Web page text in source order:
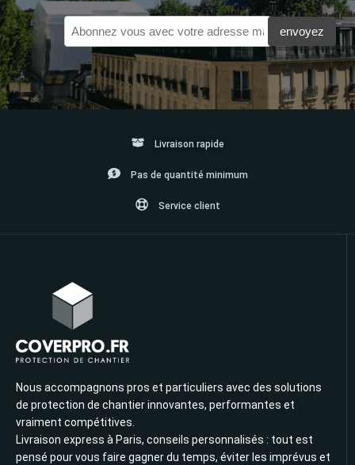
Livraison rapide
Pas de quantité minimum
Service client
Nous accompagnons pros et particuliers avec des solutions
de protection de chantier innovantes, performantes et
vraiment compétitives.
Livraison express à Paris, conseils personnalisés : tout est
pensé pour vous faire gagner du temps, éviter les imprévus et